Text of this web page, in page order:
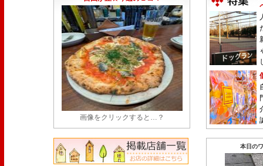
画像をクリックすると…？
本日の